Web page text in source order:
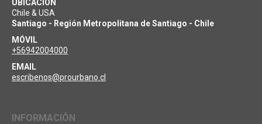
UBICACIÓN
Chile & USA
Santiago - Región Metropolitana de Santiago - Chile
MÓVIL
+56942004000
EMAIL
escribenos@prourbano.cl
INFORMACIÓN